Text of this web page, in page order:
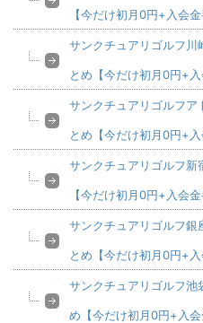
【今だけ初月0円+入会金
サンクチュアリゴルフ川
とめ【今だけ初月0円+入
サンクチュアリゴルフア
とめ【今だけ初月0円+入
サンクチュアリゴルフ新
【今だけ初月0円+入会金
サンクチュアリゴルフ銀
とめ【今だけ初月0円+入
サンクチュアリゴルフ池
め【今だけ初月0円+入会